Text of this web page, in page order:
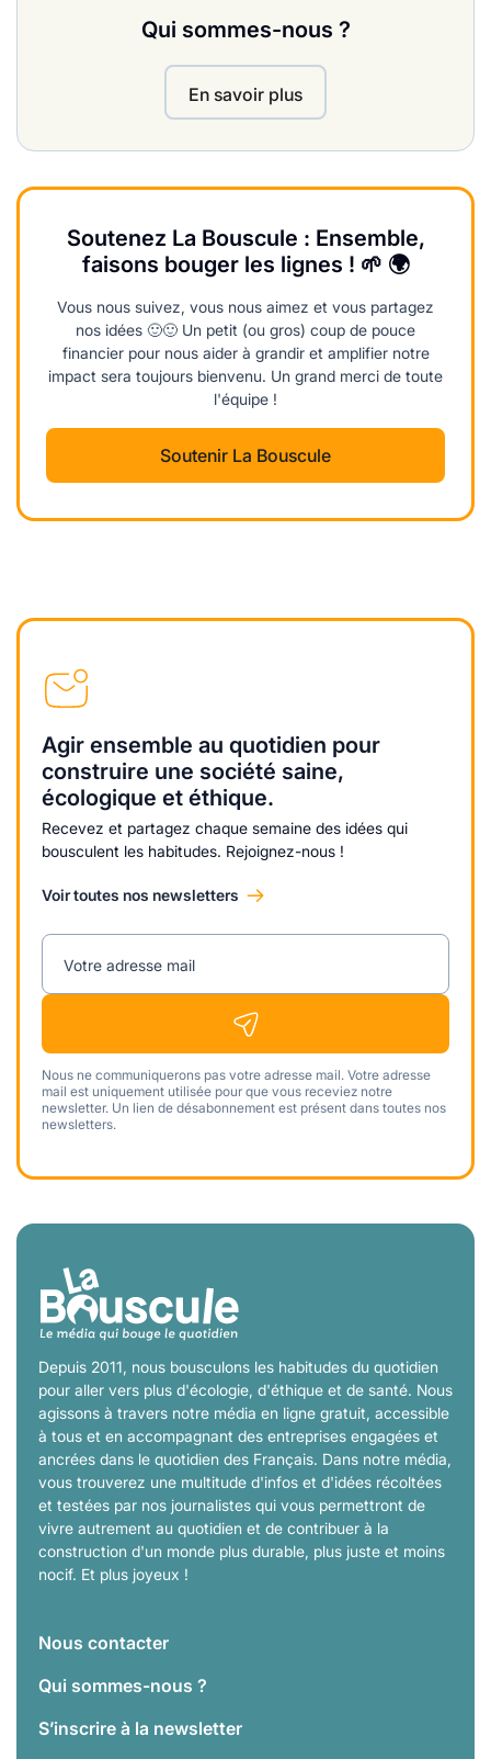
Qui sommes-nous ?
En savoir plus
Soutenez La Bouscule : Ensemble,
faisons bouger les lignes ! 🌱 🌍
Vous nous suivez, vous nous aimez et vous partagez
nos idées 🙂🙂 Un petit (ou gros) coup de pouce
financier pour nous aider à grandir et amplifier notre
impact sera toujours bienvenu. Un grand merci de toute
l'équipe !
Soutenir La Bouscule
Agir ensemble au quotidien pour
construire une société saine,
écologique et éthique.
Recevez et partagez chaque semaine des idées qui
bousculent les habitudes. Rejoignez-nous !
Voir toutes nos newsletters
Votre adresse mail
Nous ne communiquerons pas votre adresse mail. Votre adresse
mail est uniquement utilisée pour que vous receviez notre
newsletter. Un lien de désabonnement est présent dans toutes nos
newsletters.
Depuis 2011, nous bousculons les habitudes du quotidien
pour aller vers plus d'écologie, d'éthique et de santé. Nous
agissons à travers notre média en ligne gratuit, accessible
à tous et en accompagnant des entreprises engagées et
ancrées dans le quotidien des Français. Dans notre média,
vous trouverez une multitude d'infos et d'idées récoltées
et testées par nos journalistes qui vous permettront de
vivre autrement au quotidien et de contribuer à la
construction d'un monde plus durable, plus juste et moins
nocif. Et plus joyeux !
Nous contacter
Qui sommes-nous ?
S’inscrire à la newsletter